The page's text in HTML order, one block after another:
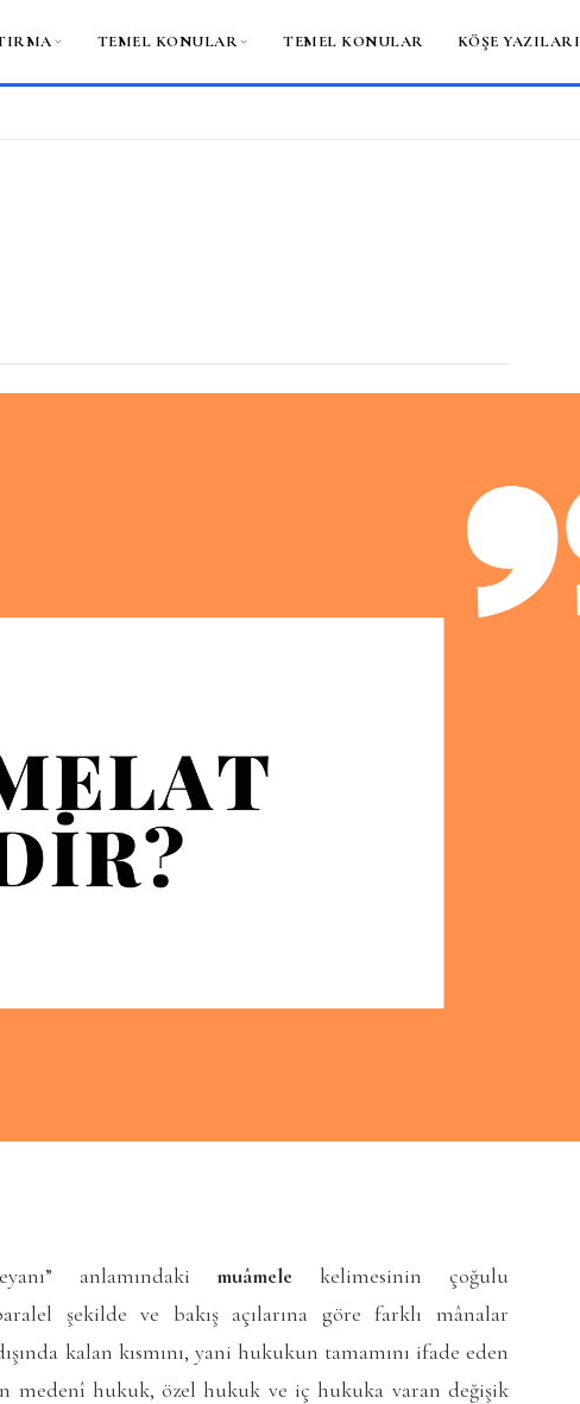
TEMEL KONULAR TEMEL KONULAR KÖŞE YAZILARI
anlamındakimuâmele kelimesinin çoğulu
şekilde ve bakış açılarına göre farklı mânalar
kalan kısmını, yani hukukun tamamını ifade eden
medenî hukuk, özel hukuk ve iç hukuka varan değişik